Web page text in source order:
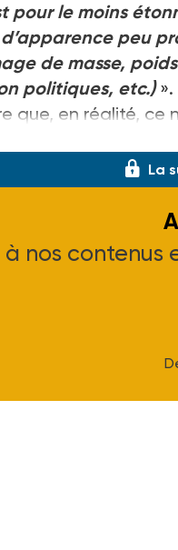
pour le moins
peu
de masse,
politiques, etc.)».
que, en réalité, ce
La
à nos contenus